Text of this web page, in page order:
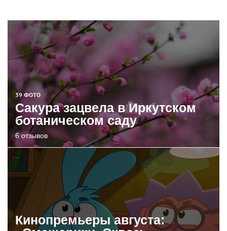
39 ФОТО
Сакура зацвела в Иркутском
ботаническом саду
6 отзывов
Кинопремьеры августа: